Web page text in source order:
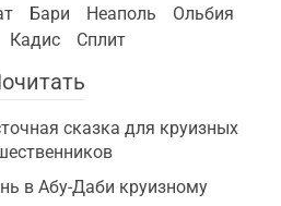
Бари Неаполь
Ольбия
Кадис Сплит
сказка для круизных
в Абу-Даби круизному